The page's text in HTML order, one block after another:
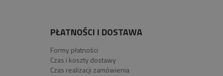
PŁATNOŚCI I DOSTAWA
Formy płatności
Czas i koszty dostawy
Czas realizacji zamówienia